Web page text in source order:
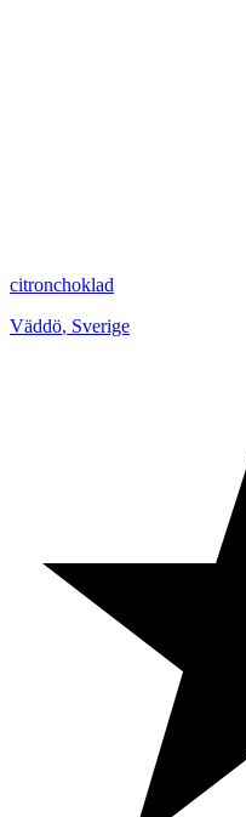
citronchoklad
Väddö, Sverige